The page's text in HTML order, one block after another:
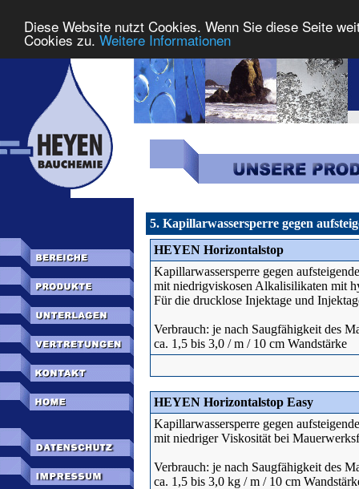
Diese Website nutzt Cookies. Wenn Sie diese Seite
Cookies zu. Weitere Informationen
5. Kapillarwassersperre gegen
HEYEN Horizontalstop
Kapillarwassersperre gegen
mit niedrigviskosen Alkalisilikaten mit
Für die drucklose Injektage und
Verbrauch: je nach Saugfähigkeit des
ca. 1,5 bis 3,0 / m / 10 cm Wandstärke
HEYEN Horizontalstop Easy
Kapillarwassersperre gegen
mit niedriger Viskosität bei
Verbrauch: je nach Saugfähigkeit des
ca. 1,5 bis 3,0 kg / m / 10 cm